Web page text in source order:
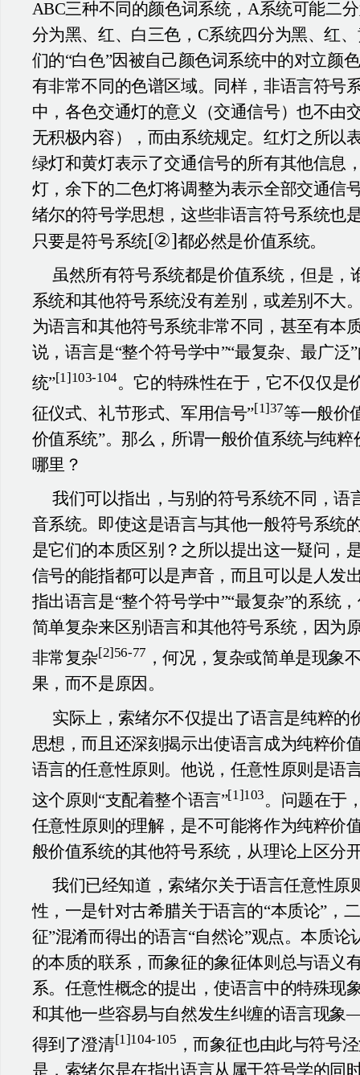
ABC三种不同的颜色词系统，A系统可能二
分为黑、红、白三色，C系统四分为黑、红
们的“白色”因被自己颜色词系统中的对立颜
有非常不同的色谱区域。同样，非语言符号
中，各色交通灯的意义（交通信号）也不由
无积极内容），而由系统规定。红灯之所以
绿灯和黄灯表示了交通信号的所有其他信息
灯，余下的二色灯将调整为表示全部交通信
绪尔的符号学思想，这些非语言符号系统也
只要是符号系统[②]都必然是价值系统。
虽然所有符号系统都是价值系统，但是，
系统和其他符号系统没有差别，或差别不大
为语言和其他符号系统非常不同，甚至有本
说，语言是“整个符号学中”“最复杂、最广泛
统”[1]103-104。它的特殊性在于，它不仅仅是
征仪式、礼节形式、军用信号”[1]37等一般价
价值系统”。那么，所谓一般价值系统与纯
哪里？
我们可以指出，与别的符号系统不同，语
音系统。即使这是语言与其他一般符号系统
是它们的本质区别？之所以提出这一疑问，
信号的能指都可以是声音，而且可以是人发
指出语言是“整个符号学中”“最复杂”的系统
简单复杂来区别语言和其他符号系统，因为
非常复杂[2]56-77 ，何况，复杂或简单是现象
果，而不是原因。
实际上，索绪尔不仅提出了语言是纯粹的
思想，而且还深刻揭示出使语言成为纯粹
语言的任意性原则。他说，任意性原则是语
这个原则“支配着整个语言”[1]103。问题在于
任意性原则的理解，是不可能将作为纯粹价
般价值系统的其他符号系统，从理论上区分
我们已经知道，索绪尔关于语言任意性原
性，一是针对古希腊关于语言的“本质论”，
征”混淆而得出的语言“自然论”观点。本质论
的本质的联系，而象征的象征体则总与语义
系。任意性概念的提出，使语言中的特殊
和其他一些容易与自然发生纠缠的语言现
得到了澄清[1]104-105 ，而象征也由此与符号
是，索绪尔是在指出语言从属于符号学的同